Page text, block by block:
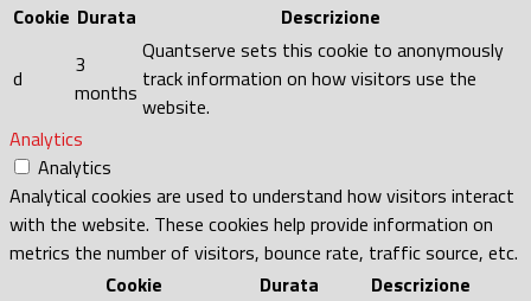
Cookie Durata Descrizione
d
3
months
Quantserve sets this cookie to anonymously
track information on how visitors use the
website.
Analytics
Analytics
Analytical cookies are used to understand how visitors interact
with the website. These cookies help provide information on
metrics the number of visitors, bounce rate, traffic source, etc.
Cookie
Durata Descrizione